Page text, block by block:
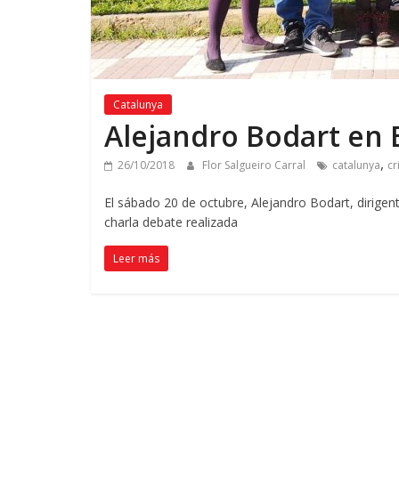
Catalunya
Alejandro Bodart en
26/10/2018 Flor Salgueiro Carral catalunya,
El sábado 20 de octubre, Alejandro Bodart,
charla debate realizada
Leer más